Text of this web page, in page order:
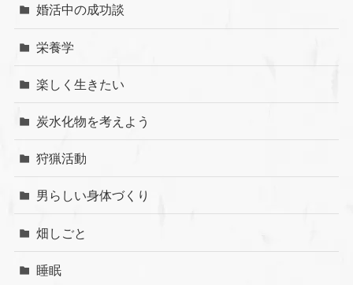
婚活中の成功談
栄養学
楽しく生きたい
炭水化物を考えよう
狩猟活動
男らしい身体づくり
畑しごと
睡眠